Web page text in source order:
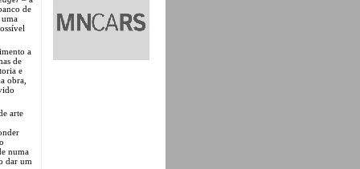
de
a
de
e
obra,
arte
numa
dar um